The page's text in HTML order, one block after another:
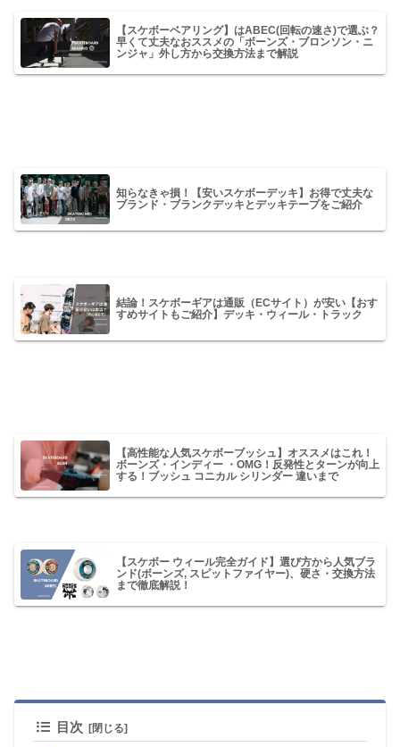
【スケボーベアリング】はABEC(回転の速さ)で選ぶ？
早くて丈夫なおススメの「ボーンズ・ブロンソン・ニ
ンジャ」外し方から交換方法まで解説
知らなきゃ損！【安いスケボーデッキ】お得で丈夫な
ブランド・ブランクデッキとデッキテープをご紹介
結論！スケボーギアは通販（ECサイト）が安い【おす
すめサイトもご紹介】デッキ・ウィール・トラック
【高性能な人気スケボーブッシュ】オススメはこれ！
ボーンズ・インディー ・OMG！反発性とターンが向上
する！ブッシュ コニカル シリンダー 違いまで
【スケボー ウィール完全ガイド】選び方から人気ブラ
ンド(ボーンズ, スピットファイヤー)、硬さ・交換方法
まで徹底解説！
目次